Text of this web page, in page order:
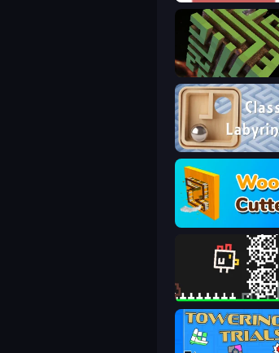
Maze Planet 3D
Classic Labyrinth 3D
Wood Cutter - Saw
Chicken and Bee